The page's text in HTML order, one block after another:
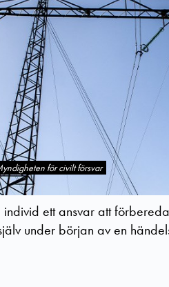
för civilt försvar
ett ansvar att
under början av en